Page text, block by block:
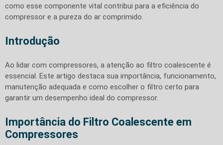
como esse componente vital contribui para a eficiência do
compressor e a pureza do ar comprimido.
Introdução
Ao lidar com compressores, a atenção ao filtro coalescente é
essencial. Este artigo destaca sua importância, funcionamento,
manutenção adequada e como escolher o filtro certo para
garantir um desempenho ideal do compressor.
Importância do Filtro Coalescente em
Compressores